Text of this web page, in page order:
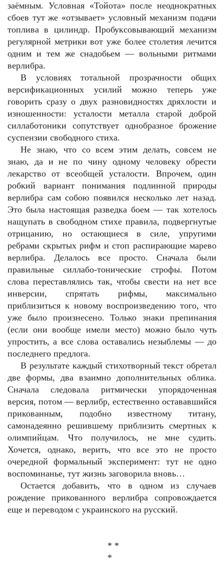
заёмным. Условная «Тойота» после неоднократных
сбоев тут же «отзывает» условный механизм подачи
топлива в цилиндр. Пробуксовывающий механизм
регулярной метрики вот уже более столетия лечится
одним и тем же снадобьем — вольными ритмами
верлибра.
В условиях тотальной прозрачности общих
версификационных усилий можно теперь уже
говорить сразу о двух разновидностях дряхлости и
изношенности: усталости металла старой доброй
силлаботоники сопутствует однобразное брожение
суспензии свободного стиха.
Не знаю, что со всем этим делать, совсем не
знаю, да и не по чину одному человеку обрести
лекарство от всеобщей усталости. Впрочем, один
робкий вариант понимания подлинной природы
верлибра сам собою появился несколько лет назад.
Это была настоящая разведка боем — так хотелось
нащупать в свободном стихе правила, подвергнутые
отрицанию, но остающиеся в силе, упругими
ребрами скрытых рифм и стоп распирающие марево
верлибра. Делалось все просто. Сначала были
правильные силлабо-тонические строфы. Потом
слова переставлялись так, чтобы свести на нет все
инверсии, спрятать рифмы, максимально
приблизиться к новому воспроизведению того, что
уже было произнесено. Только знаки препинания
(если они вообще имели место) можно было чуть
упростить, а все слова оставались незыблемы — до
последнего предлога.
В результате каждый стихотворный текст обретал
две формы, два взаимно дополнительных облика.
Сначала следовала ритмически упорядоченная
версия, потом — верлибр, естественно остававшийся
прикованным, подобно известному титану,
самонадеянно решившему приблизить смертных к
олимпийцам. Что получилось, не мне судить.
Хочется, однако, верить, что все это не просто
очередной формальный эксперимент: тут не одно
воспоминанье, тут жизнь заговорила вновь…
Остается добавить, что в одном из случаев
рождение прикованного верлибра сопровождается
еще и переводом с украинского на русский.
* *
*